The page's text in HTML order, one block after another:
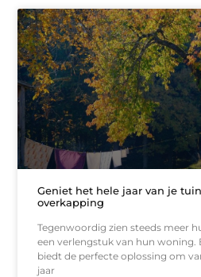
Geniet het hele jaar van je
overkapping
Tegenwoordig zien steeds meer
een verlengstuk van hun woning.
biedt de perfecte oplossing om
jaar